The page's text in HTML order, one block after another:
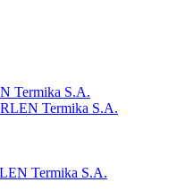
Termika S.A.
Termika S.A.
Termika S.A.